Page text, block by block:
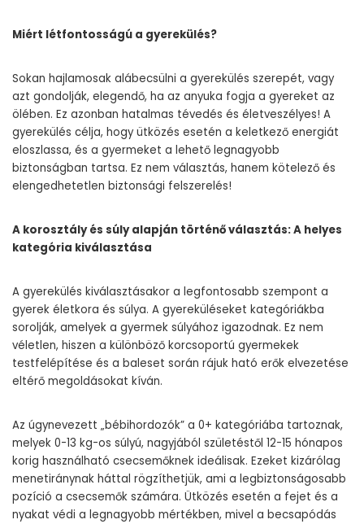
Miért létfontosságú a gyerekülés?
Sokan hajlamosak alábecsülni a gyerekülés szerepét, vagy
azt gondolják, elegendő, ha az anyuka fogja a gyereket az
ölében. Ez azonban hatalmas tévedés és életveszélyes! A
gyerekülés célja, hogy ütközés esetén a keletkező energiát
eloszlassa, és a gyermeket a lehető legnagyobb
biztonságban tartsa. Ez nem választás, hanem kötelező és
elengedhetetlen biztonsági felszerelés!
A korosztály és súly alapján történő választás: A helyes
kategória kiválasztása
A gyerekülés kiválasztásakor a legfontosabb szempont a
gyerek életkora és súlya. A gyereküléseket kategóriákba
sorolják, amelyek a gyermek súlyához igazodnak. Ez nem
véletlen, hiszen a különböző korcsoportú gyermekek
testfelépítése és a baleset során rájuk ható erők elvezetése
eltérő megoldásokat kíván.
Az úgynevezett „bébihordozók” a 0+ kategóriába tartoznak,
melyek 0-13 kg-os súlyú, nagyjából születéstől 12-15 hónapos
korig használható csecsemőknek ideálisak. Ezeket kizárólag
menetiránynak háttal rögzíthetjük, ami a legbiztonságosabb
pozíció a csecsemők számára. Ütközés esetén a fejet és a
nyakat védi a legnagyobb mértékben, mivel a becsapódás